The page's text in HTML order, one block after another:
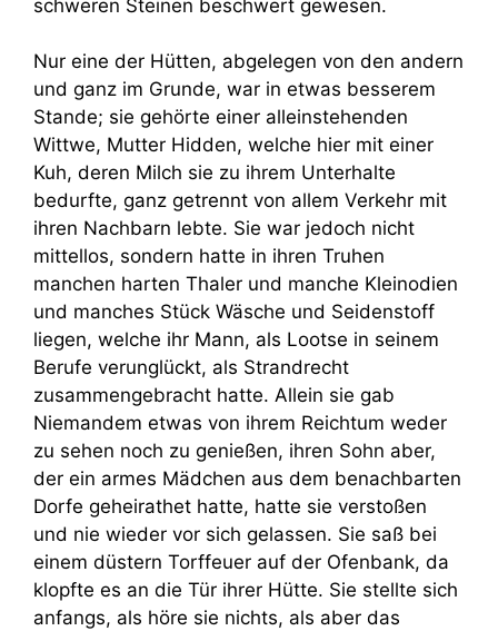
schweren Steinen beschwert gewesen.
Nur eine der Hütten, abgelegen von den andern
und ganz im Grunde, war in etwas besserem
Stande; sie gehörte einer alleinstehenden
Wittwe, Mutter Hidden, welche hier mit einer
Kuh, deren Milch sie zu ihrem Unterhalte
bedurfte, ganz getrennt von allem Verkehr mit
ihren Nachbarn lebte. Sie war jedoch nicht
mittellos, sondern hatte in ihren Truhen
manchen harten Thaler und manche Kleinodien
und manches Stück Wäsche und Seidenstoff
liegen, welche ihr Mann, als Lootse in seinem
Berufe verunglückt, als Strandrecht
zusammengebracht hatte. Allein sie gab
Niemandem etwas von ihrem Reichtum weder
zu sehen noch zu genießen, ihren Sohn aber,
der ein armes Mädchen aus dem benachbarten
Dorfe geheirathet hatte, hatte sie verstoßen
und nie wieder vor sich gelassen. Sie saß bei
einem düstern Torffeuer auf der Ofenbank, da
klopfte es an die Tür ihrer Hütte. Sie stellte sich
anfangs, als höre sie nichts, als aber das